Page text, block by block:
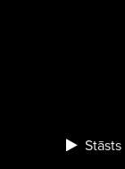
Stāsts